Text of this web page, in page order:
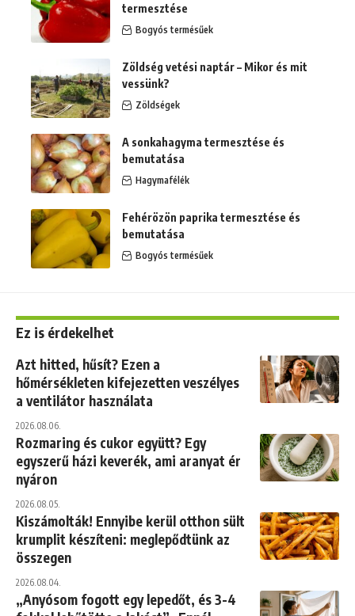
termesztése
Bogyós termésűek
Zöldség vetési naptár – Mikor és mit
vessünk?
Zöldségek
A sonkahagyma termesztése és
bemutatása
Hagymafélék
Fehérözön paprika termesztése és
bemutatása
Bogyós termésűek
Ez is érdekelhet
Azt hitted, hűsít? Ezen a
hőmérsékleten kifejezetten veszélyes
a ventilátor használata
2026.08.06.
Rozmaring és cukor együtt? Egy
egyszerű házi keverék, ami aranyat ér
nyáron
2026.08.05.
Kiszámolták! Ennyibe kerül otthon sült
krumplit készíteni: meglepődtünk az
összegen
2026.08.04.
„Anyósom fogott egy lepedőt, és 3-4